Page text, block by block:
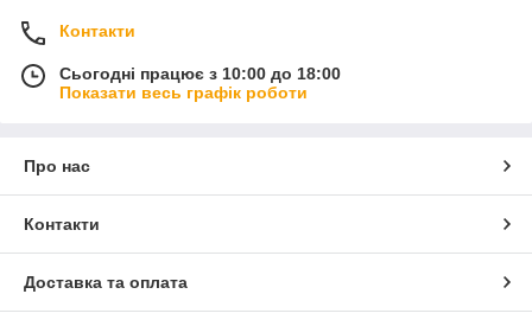
Контакти
Сьогодні працює з 10:00 до 18:00
Показати весь графік роботи
Про нас
Контакти
Доставка та оплата